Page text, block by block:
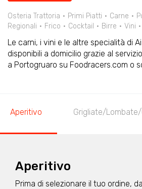
Osteria Trattoria Primi Piatti Carne
Regionali
Frico Cocktail Birre Vini
Le carni, i vini e le altre specialità di
disponibili a domicilio grazie al
a Portogruaro su Foodracers.com o
Aperitivo Grigliate/
Aperitivo
Prima di selezionare il tuo ordine,